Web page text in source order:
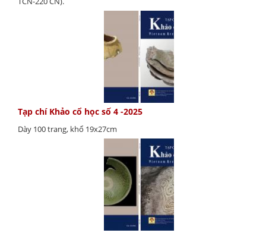
Tạp chí Khảo cổ học số 4 -2025
Dày 100 trang, khổ 19x27cm